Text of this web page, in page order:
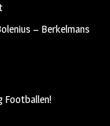
– Berkelmans
Footballen!